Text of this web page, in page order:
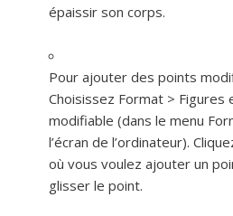
épaissir son corps.
Pour ajouter des points
Choisissez Format > Figures
modifiable (dans le menu
l’écran de l’ordinateur).
où vous voulez ajouter un
glisser le point.